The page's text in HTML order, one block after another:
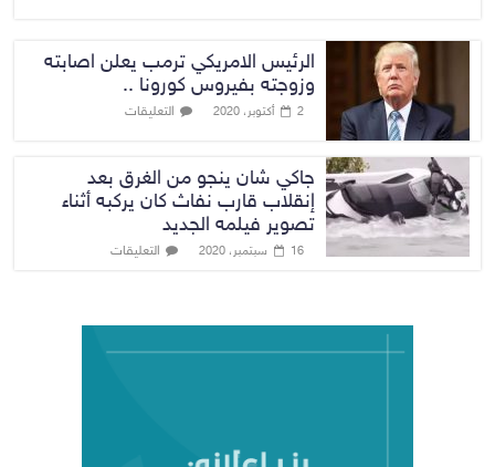
الرئيس الامريكي ترمب يعلن اصابته
وزوجته بفيروس كورونا ..
2 أكتوبر، 2020 التعليقات
جاكي شان ينجو من الغرق بعد
إنقلاب قارب نفاث كان يركبه أثناء
تصوير فيلمه الجديد
16 سبتمبر، 2020 التعليقات